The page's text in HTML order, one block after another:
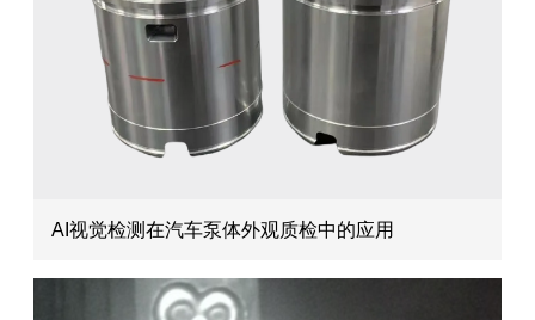
AI视觉检测在汽车泵体外观质检中的应用